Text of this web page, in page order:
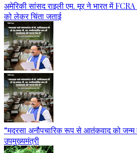
अमेरिकी सांसद राइली एम. मूर ने भारत में FCRA
को लेकर चिंता जताई
“मदरसा अनौपचारिक रूप से आतंकवाद को जन्म
उपमुख्यमंत्री